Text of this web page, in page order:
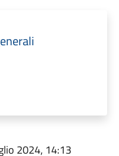
2024, 14:13